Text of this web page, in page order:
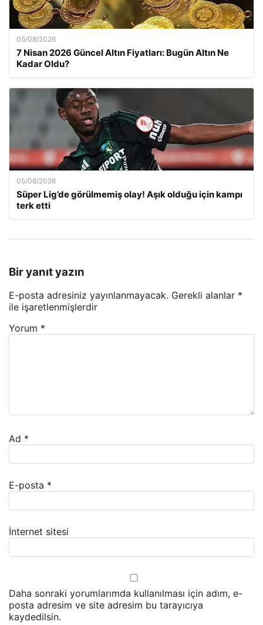
05/08/2026
7 Nisan 2026 Güncel Altın Fiyatları: Bugün Altın Ne
Kadar Oldu?
05/08/2026
Süper Lig’de görülmemiş olay! Aşık olduğu için kampı
terk etti
Bir yanıt yazın
E-posta adresiniz yayınlanmayacak. Gerekli alanlar *
ile işaretlenmişlerdir
Yorum *
Ad *
E-posta *
İnternet sitesi
Daha sonraki yorumlarımda kullanılması için adım, e-
posta adresim ve site adresim bu tarayıcıya
kaydedilsin.